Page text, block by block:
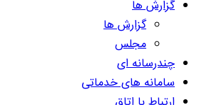
گزارش ها
گزارش ها
مجلس
چندرسانه ای
سامانه های خدماتی